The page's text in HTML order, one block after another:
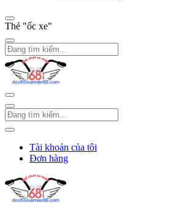
Thẻ "ốc xe"
Tài khoản của tôi
Đơn hàng